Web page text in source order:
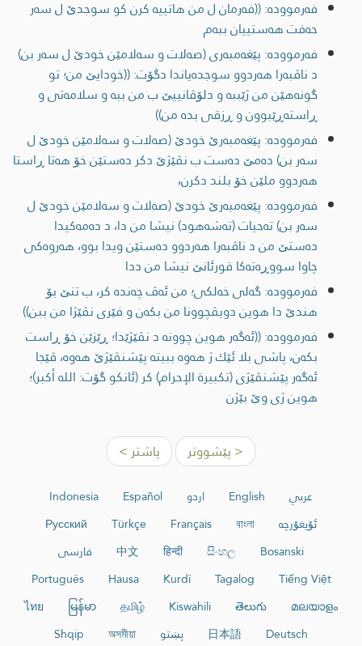
فەرموودە: ((فه‌رمان ل من هاتییه‌ كرن كو سوجدێ ل سه‌ر
حه‌فت هه‌ستییان ببه‌م
فەرموودە: پێغه‌مبه‌ری (صه‌لات و سه‌لامێن خودێ ل سه‌ر بن)
د ناڤبه‌را هه‌ردوو سوجده‌یاندا دگۆت: ((خودایێ من؛ تو
گونه‌هێن من ژێببه‌ و دلۆڤانییێ ب من ببه‌ و سلامه‌تی و
ڕاسته‌ڕێبوون و ڕزقی بده‌ من))
فەرموودە: پێغه‌مبه‌رێ خودێ (صه‌لات و سه‌لامێن خودێ ل
سه‌ر بن) ده‌مێ ده‌ست ب نڤێژێ دكر ده‌ستێن خۆ هه‌تا ڕاستا
هه‌ردوو ملێن خۆ بلند دكرن،
فەرموودە: پێغه‌مبه‌رێ خودێ (صه‌لات و سه‌لامێن خودێ ل
سه‌ر بن) ته‌حیات (ته‌شه‌هود) نیشا من دا، د ده‌مه‌كیدا
ده‌ستێ من د ناڤبه‌را هه‌ردوو ده‌ستێن ویدا بوو، هه‌روه‌كی
چاوا سووڕه‌ته‌كا قورئانێ نیشا من ددا
فەرموودە: گه‌لی خه‌لكی؛ من ئه‌ڤ چه‌نده‌ كر، ب تنێ بۆ
هندێ دا‌ هوین دویڤچوونا من بكه‌ن و فێری نڤێژا من ببن))
فەرموودە: ((ئه‌گه‌ر هوین چوونه‌ د نڤێژێدا؛ ڕێزێن خۆ ڕاست
بكه‌ن، پاشی بلا ئێك ژ هه‌وه‌ ببيته‌ پێشنڤێژێ هه‌وه‌، ڤێجا
ئه‌گه‌ر پێشنڤێژی (تكبيرة الإحرام) كر (ئانكو گۆت: الله أكبر)؛
هوین ژی وێ بێژن
< پێشووتر پاشتر >
عربي English اردو Español
Indonesia
ئۇيغۇرچە
বাংলা
Français
Türkçe
Русский
Bosanski
සිංහල
हिन्दी
中文
فارسی
Tiếng Việt
Tagalog
Kurdî
Hausa
Português
മലയാളം
తెలుగు
Kiswahili
தமிழ்
မြန်မာ
ไทย
Deutsch
日本語 پښتو অসমীয়া
Shqip